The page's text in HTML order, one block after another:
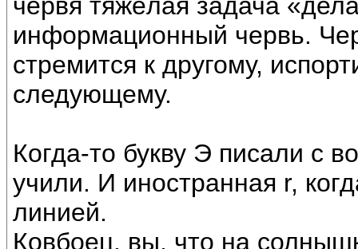
червя тяжёлая задача
информационный червь.
стремится к другому,
следующему.
Когда-то букву Э писали с
учили. И иностранная r,
линией.
Ковбоец, вы, что на